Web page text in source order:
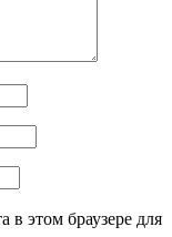
в этом браузере для